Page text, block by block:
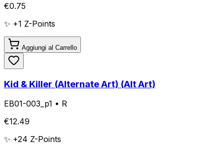
€0.75
✨ +1 Z-Points
Aggiungi al Carrello
Kid & Killer (Alternate Art) (Alt Art)
EB01-003_p1 • R
€12.49
✨ +24 Z-Points